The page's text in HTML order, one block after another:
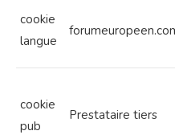
cookie
langue
cookie
pub
Prestataire tiers